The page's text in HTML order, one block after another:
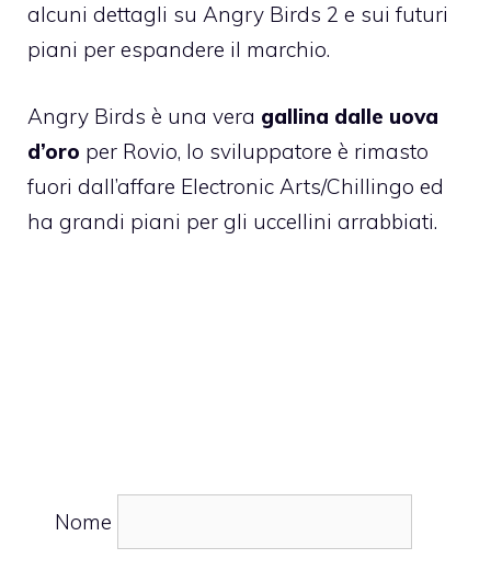
alcuni dettagli su Angry Birds 2 e sui futuri
piani per espandere il marchio.
Angry Birds è una vera gallina dalle uova
d’oro per Rovio, lo sviluppatore è rimasto
fuori dall’affare Electronic Arts/Chillingo ed
ha grandi piani per gli uccellini arrabbiati.
Nome